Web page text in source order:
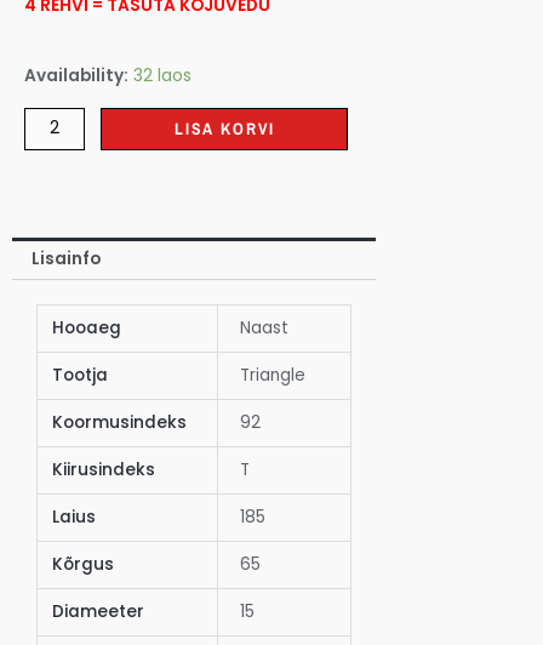
4 REHVI = TASUTA KOJUVEDU
Availability: 32 laos
LISA KORVI
Lisainfo
Hooaeg Naast
Tootja Triangle
Koormusindeks 92
Kiirusindeks T
Laius 185
Kõrgus 65
Diameeter 15